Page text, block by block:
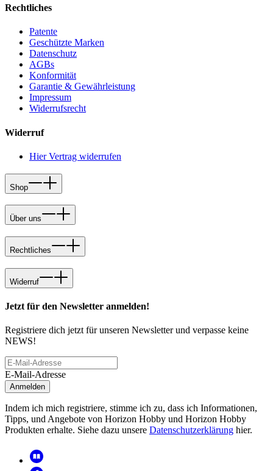
Rechtliches
Patente
Geschützte Marken
Datenschutz
AGBs
Konformität
Garantie & Gewährleistung
Impressum
Widerrufsrecht
Widerruf
Hier Vertrag widerrufen
Shop
Über uns
Rechtliches
Widerruf
Jetzt für den Newsletter anmelden!
Registriere dich jetzt für unseren Newsletter und verpasse keine
NEWS!
E-Mail-Adresse
Anmelden
Indem ich mich registriere, stimme ich zu, dass ich Informationen,
Tipps, und Angebote von Horizon Hobby und Horizon Hobby
Produkten erhalte. Siehe dazu unsere Datenschutzerklärung hier.